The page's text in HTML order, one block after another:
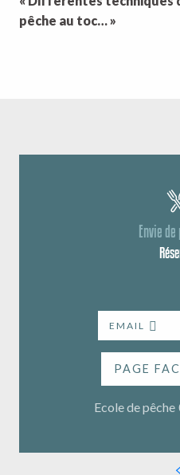
pêche au toc… »
Envie
EMAIL
PAGE
Ecole de pêche